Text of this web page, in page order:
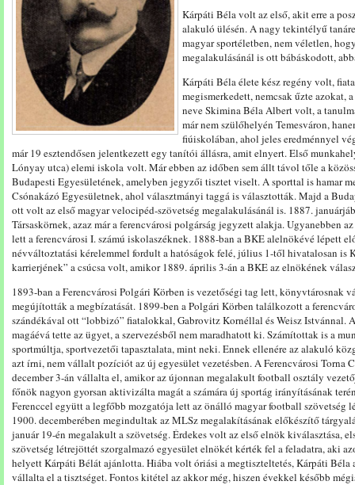
Kárpáti Béla volt az első, akit erre a
alakuló ülésén. A nagy tekintélyű
magyar sportéletben, nem véletlen,
megalakulásánál is ott bábáskodott,
Kárpáti Béla élete kész regény volt,
megismerkedett, nemcsak űzte azokat,
neve Skimina Béla Albert volt, a
már nem szülőhelyén Temesváron,
fiúiskolában, ahol jeles eredménnyel
már 19 esztendősen jelentkezett egy tanítói állásra, amit elnyert. Első
Lónyay utca) elemi iskola volt. Már ebben az időben sem állt távol tőle a
Budapesti Egyesületének, amelyben jegyzői tisztet viselt. A sporttal is hamar
Csónakázó Egyesületnek, ahol választmányi taggá is választották. Majd a
ott volt az első magyar velocipéd-szövetség megalakulásánál is. 1887.
Társaskörnek, azaz már a ferencvárosi polgárság jegyzett alakja. Ugyanebben
lett a ferencvárosi I. számú iskolaszéknek. 1888-ban a BKE alelnökévé lépett
névváltoztatási kérelemmel fordult a hatóságok felé, július 1-től hivatalosan is
karrierjének” a csúcsa volt, amikor 1889. április 3-án a BKE az elnökének
1893-ban a Ferencvárosi Polgári Körben is vezetőségi tag lett, könyvtárosnak
megújították a megbízatását. 1899-ben a Polgári Körben találkozott a
szándékával ott “lobbizó” fiatalokkal, Gabrovitz Kornéllal és Weisz Istvánnal.
magáévá tette az ügyet, a szervezésből nem maradhatott ki. Számítottak is a
sportmúltja, sportvezetői tapasztalata, mint neki. Ennek ellenére az alakuló
azt írni, nem vállalt pozíciót az új egyesület vezetésben. A Ferencvárosi Torna
december 3-án vállalta el, amikor az újonnan megalakult football osztály
főnök nagyon gyorsan aktivizálta magát a számára új sportág irányításának
Ferenccel együtt a legfőbb mozgatója lett az önálló magyar football szövetség
1900. decemberében megindultak az MLSz megalakításának előkészítő
január 19-én megalakult a szövetség. Érdekes volt az első elnök kiválasztása,
szövetség létrejöttét szorgalmazó egyesület elnökét kérték fel a feladatra, aki
helyett Kárpáti Bélát ajánlotta. Hiába volt óriási a megtiszteltetés, Kárpáti Béla
vállalta el a tisztséget. Fontos kitétel az akkor még, hiszen évekkel később